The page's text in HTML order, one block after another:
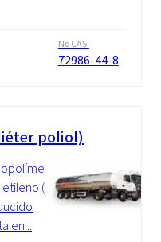
No CAS.
72986-44-8
poliol)
(EO)
en...